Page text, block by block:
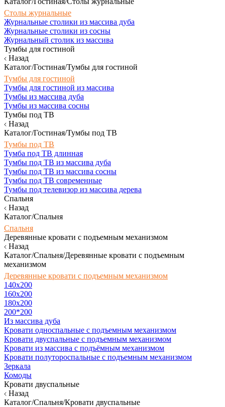
Столы журнальные
Журнальные столики из массива дуба
Журнальные столики из сосны
Журнальный столик из массива
Тумбы для гостиной
Назад
Каталог/Гостиная/Тумбы для гостиной
Тумбы для гостиной
Тумбы для гостиной из массива
Тумбы из массива дуба
Тумбы из массива сосны
Тумбы под ТВ
Назад
Каталог/Гостиная/Тумбы под ТВ
Тумбы под ТВ
Тумба под ТВ длинная
Тумбы под ТВ из массива дуба
Тумбы под ТВ из массива сосны
Тумбы под ТВ современные
Тумбы под телевизор из массива дерева
Спальня
Назад
Каталог/Спальня
Спальня
Деревянные кровати с подъемным механизмом
Назад
Каталог/Спальня/Деревянные кровати с подъемным
механизмом
Деревянные кровати с подъемным механизмом
140x200
160х200
180х200
200*200
Из массива дуба
Кровати односпальные с подъемным механизмом
Кровати двуспальные с подъемным механизмом
Кровати из массива с подъёмным механизмом
Кровати полутороспальные с подъемным механизмом
Зеркала
Комоды
Кровати двуспальные
Назад
Каталог/Спальня/Кровати двуспальные